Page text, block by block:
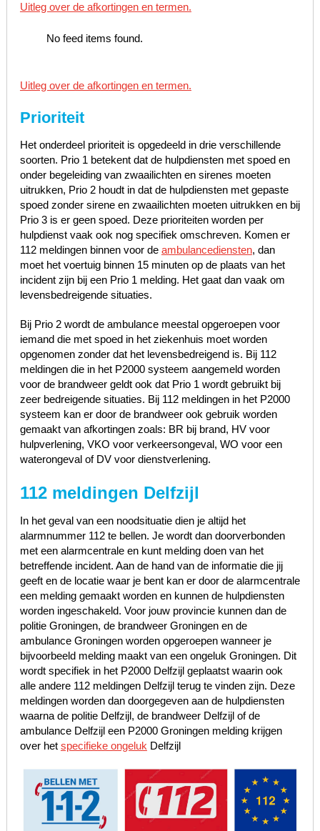
Uitleg over de afkortingen en termen.
No feed items found.
Uitleg over de afkortingen en termen.
Prioriteit
Het onderdeel prioriteit is opgedeeld in drie verschillende
soorten. Prio 1 betekent dat de hulpdiensten met spoed en
onder begeleiding van zwaailichten en sirenes moeten
uitrukken, Prio 2 houdt in dat de hulpdiensten met gepaste
spoed zonder sirene en zwaailichten moeten uitrukken en bij
Prio 3 is er geen spoed. Deze prioriteiten worden per
hulpdienst vaak ook nog specifiek omschreven. Komen er
112 meldingen binnen voor de ambulancediensten, dan
moet het voertuig binnen 15 minuten op de plaats van het
incident zijn bij een Prio 1 melding. Het gaat dan vaak om
levensbedreigende situaties.
Bij Prio 2 wordt de ambulance meestal opgeroepen voor
iemand die met spoed in het ziekenhuis moet worden
opgenomen zonder dat het levensbedreigend is. Bij 112
meldingen die in het P2000 systeem aangemeld worden
voor de brandweer geldt ook dat Prio 1 wordt gebruikt bij
zeer bedreigende situaties. Bij 112 meldingen in het P2000
systeem kan er door de brandweer ook gebruik worden
gemaakt van afkortingen zoals: BR bij brand, HV voor
hulpverlening, VKO voor verkeersongeval, WO voor een
waterongeval of DV voor dienstverlening.
112 meldingen Delfzijl
In het geval van een noodsituatie dien je altijd het
alarmnummer 112 te bellen. Je wordt dan doorverbonden
met een alarmcentrale en kunt melding doen van het
betreffende incident. Aan de hand van de informatie die jij
geeft en de locatie waar je bent kan er door de alarmcentrale
een melding gemaakt worden en kunnen de hulpdiensten
worden ingeschakeld. Voor jouw provincie kunnen dan de
politie Groningen, de brandweer Groningen en de
ambulance Groningen worden opgeroepen wanneer je
bijvoorbeeld melding maakt van een ongeluk Groningen. Dit
wordt specifiek in het P2000 Delfzijl geplaatst waarin ook
alle andere 112 meldingen Delfzijl terug te vinden zijn. Deze
meldingen worden dan doorgegeven aan de hulpdiensten
waarna de politie Delfzijl, de brandweer Delfzijl of de
ambulance Delfzijl een P2000 Groningen melding krijgen
over het specifieke ongeluk Delfzijl